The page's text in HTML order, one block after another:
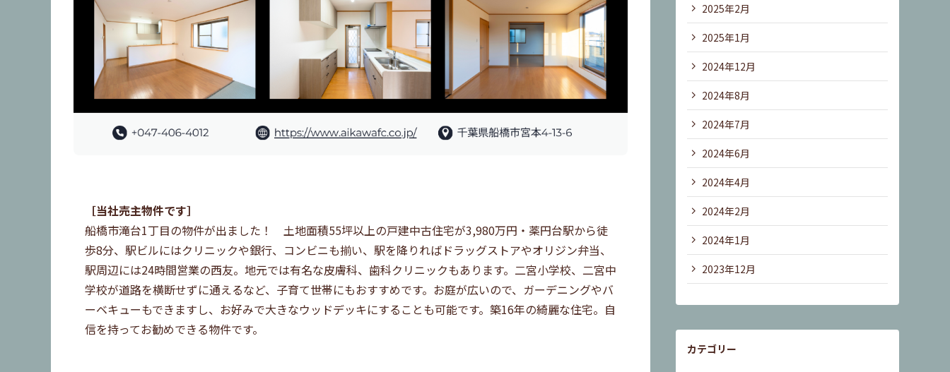
［当社売主物件です］
船橋市滝台1丁目の物件が出ました！ 土地面積55坪以上の戸建中古住宅が3,980万円・薬円台駅から徒
歩8分、駅ビルにはクリニックや銀行、コンビニも揃い、駅を降りればドラッグストアやオリジン弁当、
駅周辺には24時間営業の西友。地元では有名な皮膚科、歯科クリニックもあります。二宮小学校、二宮中
学校が道路を横断せずに通えるなど、子育て世帯にもおすすめです。お庭が広いので、ガーデニングやバ
ーベキューもできますし、お好みで大きなウッドデッキにすることも可能です。築16年の綺麗な住宅。自
信を持ってお勧めできる物件です。
2025年2月
2025年1月
2024年12月
2024年8月
2024年7月
2024年6月
2024年4月
2024年2月
2024年1月
2023年12月
カテゴリー